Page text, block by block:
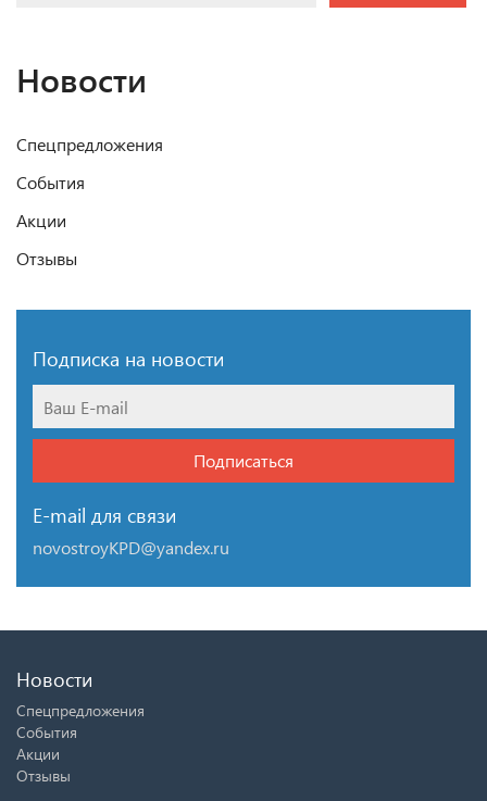
Новости
Спецпредложения
События
Акции
Отзывы
Подписка на новости
Подписаться
E-mail для связи
novostroyKPD@yandex.ru
Новости
Спецпредложения
События
Акции
Отзывы